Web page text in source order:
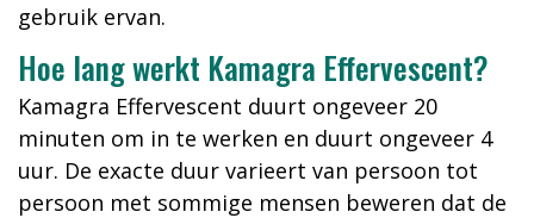
gebruik ervan.
Hoe lang werkt Kamagra Effervescent?
Kamagra Effervescent duurt ongeveer 20
minuten om in te werken en duurt ongeveer 4
uur. De exacte duur varieert van persoon tot
persoon met sommige mensen beweren dat de